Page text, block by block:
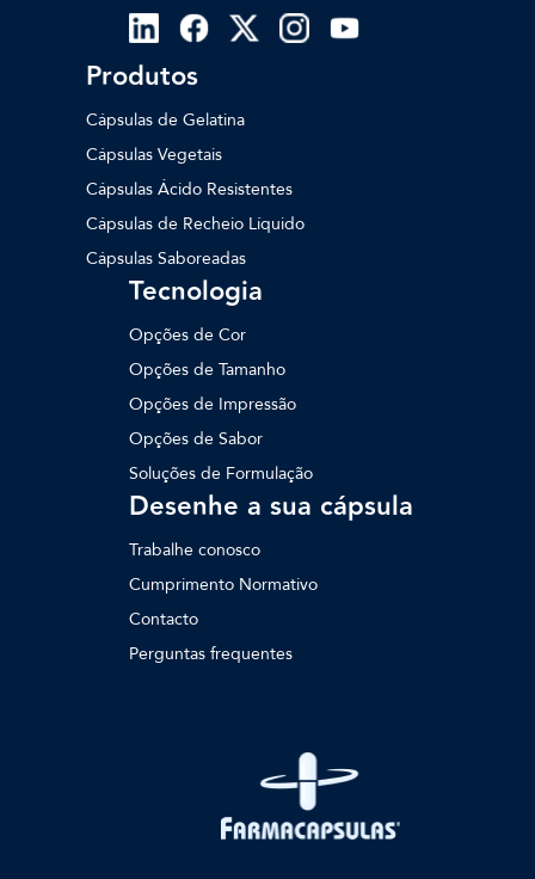
Produtos
Cápsulas de Gelatina
Cápsulas Vegetais
Cápsulas Ácido Resistentes
Cápsulas de Recheio Líquido
Cápsulas Saboreadas
Tecnologia
Opções de Cor
Opções de Tamanho
Opções de Impressão
Opções de Sabor
Soluções de Formulação
Desenhe a sua cápsula
Trabalhe conosco
Cumprimento Normativo
Contacto
Perguntas frequentes